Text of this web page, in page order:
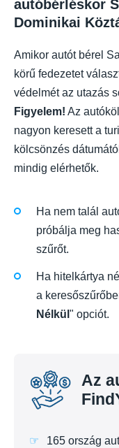
autóbérléskor
Dominikai
Amikor autót bérel
körű fedezetet
védelmét az utazás
Figyelem! Az
nagyon keresett a
kölcsönzés
mindig elérhetők.
Ha nem talál
próbálja meg
szűrőt.
Ha hitelkártya
a
Nélkül " opciót.
Az
165 ország